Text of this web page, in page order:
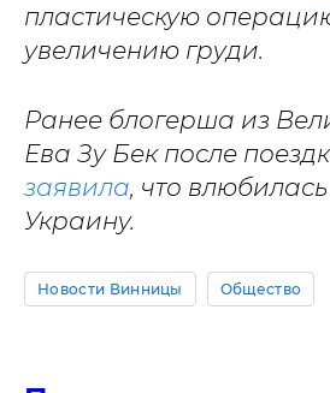
пластическую
увеличению груди.
Ранее блогерша из
Ева Зу Бек после
заявила, что
Украину.
Новости Винницы Общество